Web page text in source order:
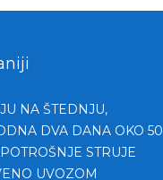
NA ŠTEDNJU,
DVA DANA OKO 50
STRUJE
UVOZOM